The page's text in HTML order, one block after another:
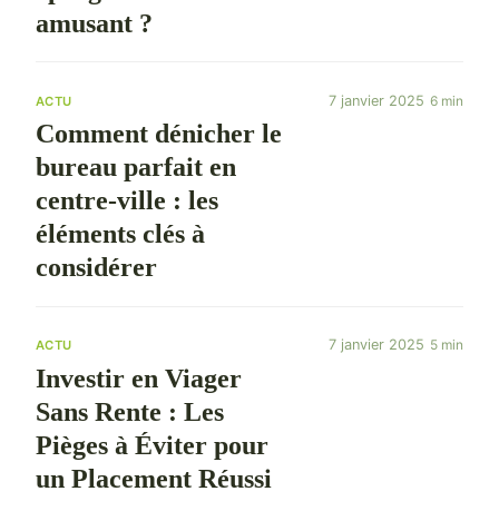
amusant ?
ACTU
Comment dénicher le
bureau parfait en
centre-ville : les
éléments clés à
considérer
7 janvier 2025 6 min
ACTU
Investir en Viager
Sans Rente : Les
Pièges à Éviter pour
un Placement Réussi
7 janvier 2025 5 min